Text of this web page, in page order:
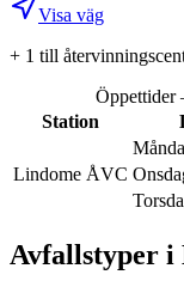
Visa väg
+ 1 till
Öppettider
Station
Lindome ÅVC
Avfallstyper i